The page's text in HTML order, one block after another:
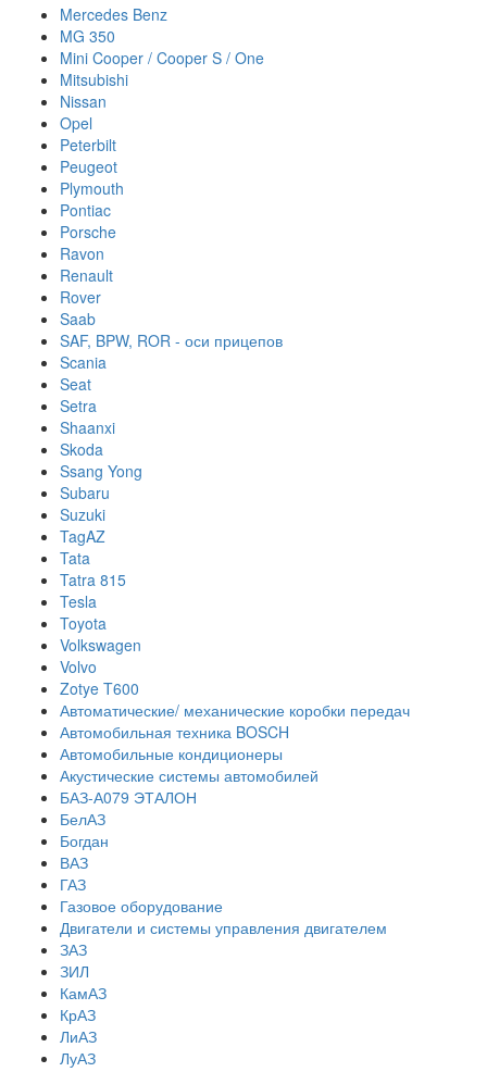
Mercedes Benz
MG 350
Mini Cooper / Cooper S / One
Mitsubishi
Nissan
Opel
Peterbilt
Peugeot
Plymouth
Pontiac
Porsche
Ravon
Renault
Rover
Saab
SAF, BPW, ROR - оси прицепов
Scania
Seat
Setra
Shaanxi
Skoda
Ssang Yong
Subaru
Suzuki
TagAZ
Tata
Tatra 815
Tesla
Toyota
Volkswagen
Volvo
Zotye T600
Автоматические/ механические коробки передач
Автомобильная техника BOSCH
Автомобильные кондиционеры
Акустические системы автомобилей
БАЗ-А079 ЭТАЛОН
БелАЗ
Богдан
ВАЗ
ГАЗ
Газовое оборудование
Двигатели и системы управления двигателем
ЗАЗ
ЗИЛ
КамАЗ
КрАЗ
ЛиАЗ
ЛуАЗ